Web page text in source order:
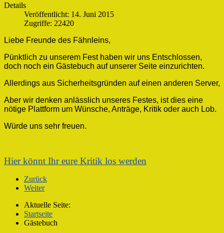
Details
Veröffentlicht: 14. Juni 2015
Zugriffe: 22420
Liebe Freunde des Fähnleins,
Pünktlich zu unserem Fest haben wir uns Entschlossen,
doch noch ein Gästebuch auf unserer Seite einzurichten.
Allerdings aus Sicherheitsgründen auf einen anderen Server,
Aber wir denken anlässlich unseres Festes, ist dies eine
nötige Plattform um Wünsche, Anträge, Kritik oder auch Lob.
Würde uns sehr freuen.
Hier könnt Ihr eure Kritik los werden
Zurück
Weiter
Aktuelle Seite:
Startseite
Gästebuch